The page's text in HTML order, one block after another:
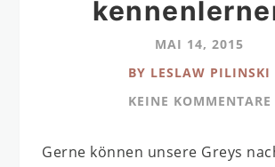
MAI 14, 2015
BY LESLAW PILINSKI
KEINE KOMMENTARE
Gerne können unsere Greys